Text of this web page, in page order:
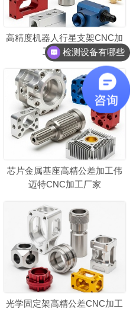
高精度机器人行星支架CNC加
工定制厂家
芯片金属基座高精公差加工伟
迈特CNC加工厂家
光学固定架高精公差CNC加工
检测设备有哪些